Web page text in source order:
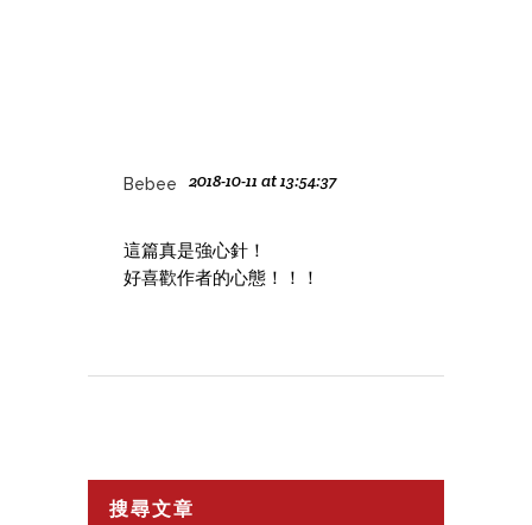
Bebee 2018-10-11 at 13:54:37
這篇真是強心針！
好喜歡作者的心態！！！
搜尋文章